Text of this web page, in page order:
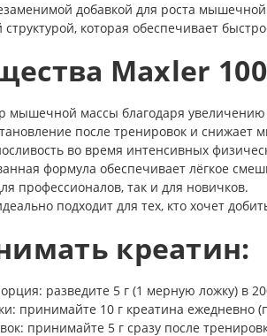
добавкой для роста
которая обеспечивает
Maxler
мышечной массы благодаря увеличению
после тренировок и снижает
во время интенсивных
формула обеспечивает лёгкое
профессионалов, так и для новичков.
подходит для тех, кто хочет
креатин:
разведите 5 г (1 мерную ложку) в
принимайте 10 г креатина ежедневно
принимайте 5 г сразу после